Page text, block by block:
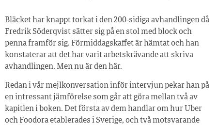
Bläcket har knappt torkat i den 200-sidiga avhandlingen då
Fredrik Söderqvist sätter sig på en stol med block och
penna framför sig. Förmiddagskaffet är hämtat och han
konstaterar att det har varit arbetskrävande att skriva
avhandlingen. Men nu är den här.
Redan i vår mejlkonversation inför intervjun pekar han på
en intressant jämförelse som går att göra mellan två av
kapitlen i boken. Det första av dem handlar om hur Uber
och Foodora etablerades i Sverige, och två motsvarande